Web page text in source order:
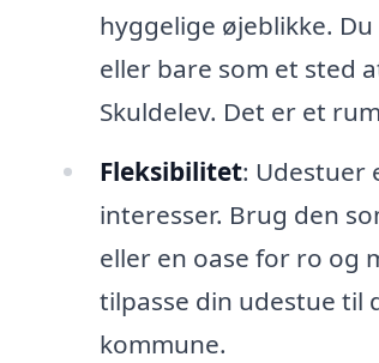
hyggelige øjeblikke.
eller bare som et sted
Skuldelev. Det er et
Fleksibilitet: Udestuer
interesser. Brug den
eller en oase for ro og
tilpasse din udestue til
kommune.